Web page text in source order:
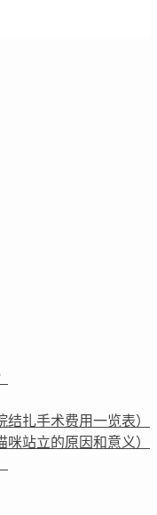
扎手术费用一览表）
站立的原因和意义）